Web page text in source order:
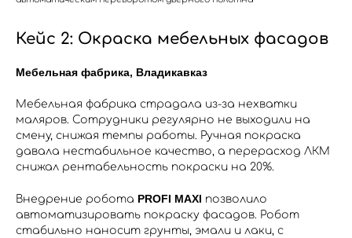
Кейс 2: Окраска мебельных фасадов
Мебельная фабрика, Владикавказ
Мебельная фабрика страдала из-за нехватки
маляров. Сотрудники регулярно не выходили на
смену, снижая темпы работы. Ручная покраска
давала нестабильное качество, а перерасход ЛКМ
снижал рентабельность покраски на 20%.
Внедрение робота PROFI MAXI позволило
автоматизировать покраску фасадов. Робот
стабильно наносит грунты, эмали и лаки, с